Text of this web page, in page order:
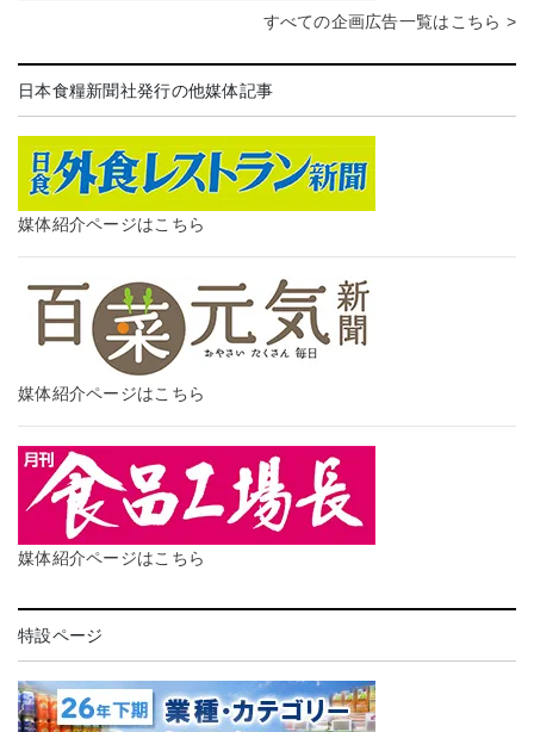
すべての企画広告一覧はこちら >
日本食糧新聞社発行の他媒体記事
媒体紹介ページはこちら
媒体紹介ページはこちら
媒体紹介ページはこちら
特設ページ